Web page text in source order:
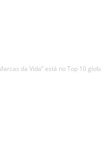
da Vida” está no Top 10